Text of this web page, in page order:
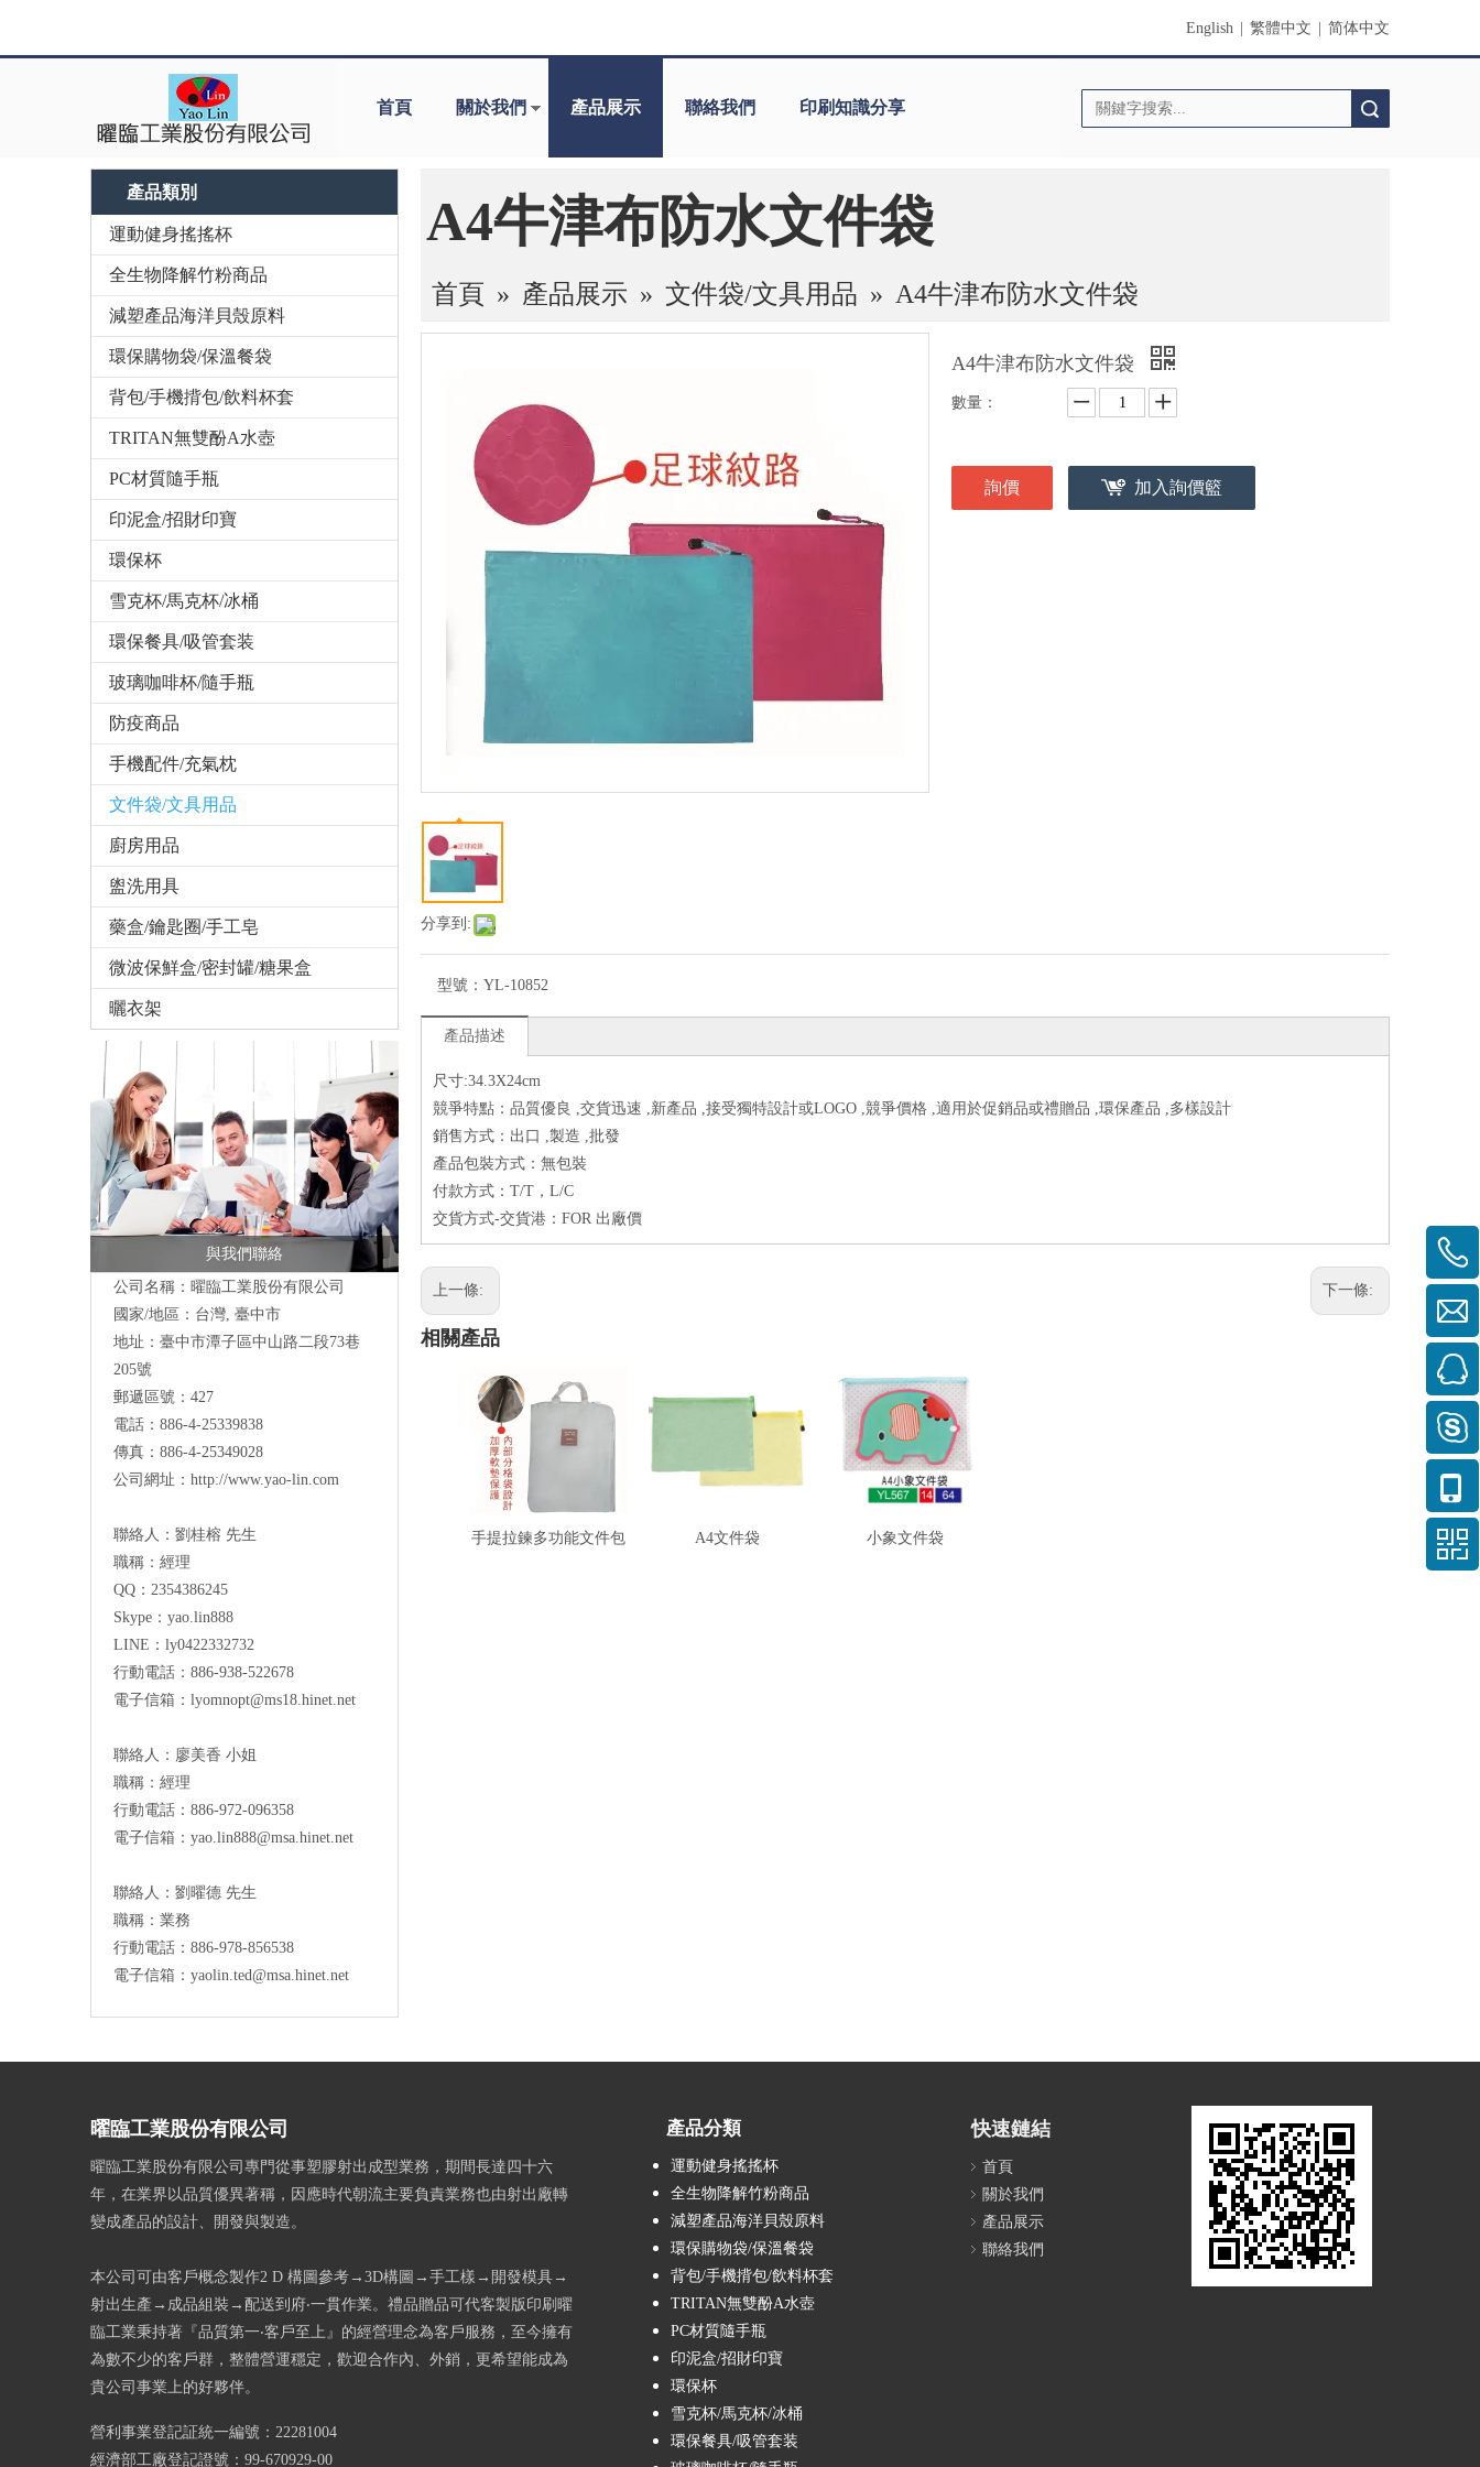
English 繁體中文 简体中文
首頁 關於我們 產品展示 聯絡我們 印刷知識分享
產品類別
運動健身搖搖杯
全生物降解竹粉商品
減塑產品海洋貝殼原料
環保購物袋/保溫餐袋
背包/手機揹包/飲料杯套
TRITAN無雙酚A水壺
PC材質隨手瓶
印泥盒/招財印寶
環保杯
雪克杯/馬克杯/冰桶
環保餐具/吸管套装
玻璃咖啡杯/隨手瓶
防疫商品
手機配件/充氣枕
文件袋/文具用品
廚房用品
盥洗用具
藥盒/鑰匙圈/手工皂
微波保鮮盒/密封罐/糖果盒
曬衣架
與我們聯絡
公司名稱：曜臨工業股份有限公司
國家/地區：台灣, 臺中市
地址： 臺中市潭子區中山路二段73巷
205號
郵遞區號：427
電話：886-4-25339838
傳真：886-4-25349028
公司網址： http://www.yao-lin.com
聯絡人：劉桂榕 先生
職稱：經理
QQ：2354386245
Skype：yao.lin888
LINE：ly0422332732
行動電話：886-938-522678
電子信箱： lyomnopt@ms18.hinet.net
聯絡人：廖美香 小姐
職稱：經理
行動電話：886-972-096358
電子信箱： yao.lin888@msa.hinet.net
聯絡人：劉曜德 先生
職稱：業務
行動電話：886-978-856538
電子信箱：yaolin.ted@msa.hinet.net
A4牛津布防水文件袋
首頁 » 產品展示 » 文件袋/文具用品 » A4牛津布防水文件袋
分享到:
A4牛津布防水文件袋
數量：
詢價 加入詢價籃
型號： YL-10852
產品描述
尺寸:34.3X24cm
競爭特點：品質優良 ,交貨迅速 ,新產品 ,接受獨特設計或LOGO ,競爭價格 ,適用於促銷品或禮贈品 ,環保產品 ,多樣設計
銷售方式：出口 ,製造 ,批發
產品包裝方式：無包裝
付款方式：T/T，L/C
交貨方式-交貨港：FOR 出廠價
上一條: 下一條:
相關產品
手提拉鍊多功能文件包 A4文件袋 小象文件袋
曜臨工業股份有限公司
曜臨工業股份有限公司專門從事塑膠射出成型業務，期間長達四十六
年，在業界以品質優異著稱，因應時代朝流主要負責業務也由射出廠轉
變成產品的設計、開發與製造。
本公司可由客戶概念製作2 D 構圖參考→3D構圖→手工樣→開發模具→
射出生產→成品組裝→配送到府‧一貫作業。禮品贈品可代客製版印刷曜
臨工業秉持著『品質第一‧客戶至上』的經營理念為客戶服務，至今擁有
為數不少的客戶群，整體營運穩定，歡迎合作內、外銷，更希望能成為
貴公司事業上的好夥伴。
營利事業登記証統一編號：22281004
經濟部工廠登記證號：99-670929-00
產品分類
運動健身搖搖杯
全生物降解竹粉商品
減塑產品海洋貝殼原料
環保購物袋/保溫餐袋
背包/手機揹包/飲料杯套
TRITAN無雙酚A水壺
PC材質隨手瓶
印泥盒/招財印寶
環保杯
雪克杯/馬克杯/冰桶
環保餐具/吸管套装
快速鏈結
首頁
關於我們
產品展示
聯絡我們